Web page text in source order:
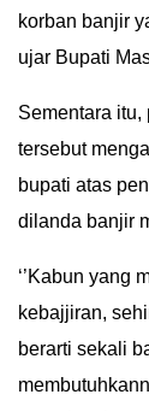
BERITA
korban banjir
ujar Bupati
Sementara itu,
tersebut
bupati atas
dilanda banjir
‘’Kabun yang
kebajjiran,
berarti sekali